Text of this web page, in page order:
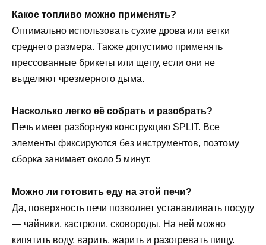
Какое топливо можно применять?
Оптимально использовать сухие дрова или ветки
среднего размера. Также допустимо применять
прессованные брикеты или щепу, если они не
выделяют чрезмерного дыма.
Насколько легко её собрать и разобрать?
Печь имеет разборную конструкцию SPLIT. Все
элементы фиксируются без инструментов, поэтому
сборка занимает около 5 минут.
Можно ли готовить еду на этой печи?
Да, поверхность печи позволяет устанавливать посуду
— чайники, кастрюли, сковороды. На ней можно
кипятить воду, варить, жарить и разогревать пищу.